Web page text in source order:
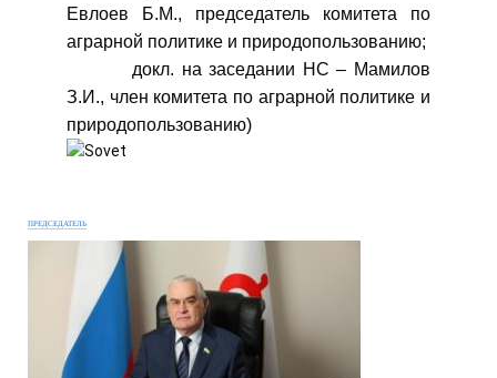
Евлоев Б.М., председатель комитета по
аграрной политике и природопользованию;
докл. на заседании НС – Мамилов
З.И., член комитета по аграрной политике и
природопользованию)
ПРЕДСЕДАТЕЛЬ